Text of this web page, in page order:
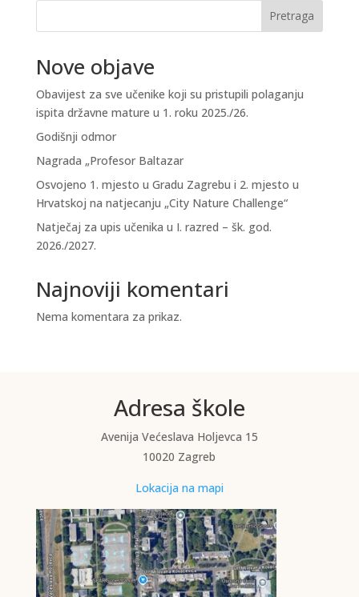
Pretraga
Nove objave
Obavijest za sve učenike koji su pristupili polaganju
ispita državne mature u 1. roku 2025./26.
Godišnji odmor
Nagrada „Profesor Baltazar
Osvojeno 1. mjesto u Gradu Zagrebu i 2. mjesto u
Hrvatskoj na natjecanju „City Nature Challenge“
Natječaj za upis učenika u I. razred – šk. god.
2026./2027.
Najnoviji komentari
Nema komentara za prikaz.
Adresa škole
Avenija Većeslava Holjevca 15
10020 Zagreb
Lokacija na mapi